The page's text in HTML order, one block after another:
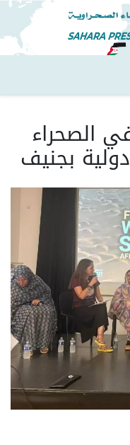
الصحراء
بجنيف